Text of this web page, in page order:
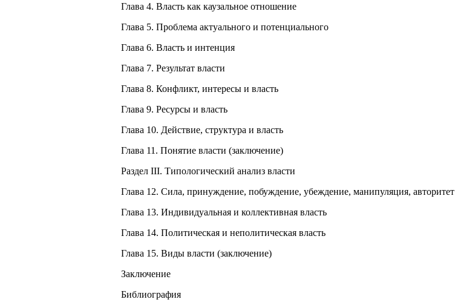
Глава 4. Власть как каузальное отношение
Глава 5. Проблема актуального и потенциального
Глава 6. Власть и интенция
Глава 7. Результат власти
Глава 8. Конфликт, интересы и власть
Глава 9. Ресурсы и власть
Глава 10. Действие, структура и власть
Глава 11. Понятие власти (заключение)
Раздел III. Типологический анализ власти
Глава 12. Сила, принуждение, побуждение, убеждение, манипуляция, авторитет
Глава 13. Индивидуальная и коллективная власть
Глава 14. Политическая и неполитическая власть
Глава 15. Виды власти (заключение)
Заключение
Библиография